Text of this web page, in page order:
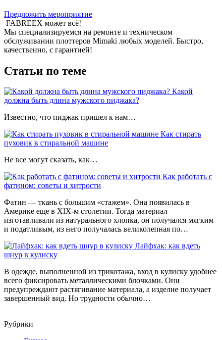
Предложить мероприятие
FABREEX может всё!
Мы специализируемся на ремонте и техническом
обслуживании плоттеров Mimaki любых моделей. Быстро,
качественно, с гарантией!
Статьи по теме
Какой
должна быть длина мужского пиджака?
Известно, что пиджак пришел к нам…
Как стирать
пуховик в стиральной машине
Не все могут сказать, как…
Как работать с
фатином: советы и хитрости
Фатин — ткань с большим «стажем». Она появилась в
Америке еще в XIX-м столетии. Тогда материал
изготавливали из натурального хлопка, он получался мягким
и податливым, из него получалась великолепная по…
Лайфхак: как вдеть
шнур в кулиску
В одежде, выполненной из трикотажа, вход в кулиску удобнее
всего фиксировать металлическими блочками. Они
предупреждают растягивание материала, а изделие получает
завершенный вид. Но трудности обычно…
Рубрики